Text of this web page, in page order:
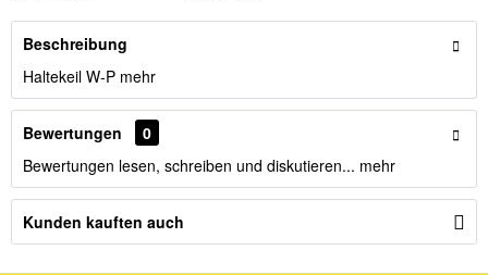
Beschreibung
Haltekeil W-P mehr
Bewertungen
0
Bewertungen lesen, schreiben und diskutieren... mehr
Kunden kauften auch